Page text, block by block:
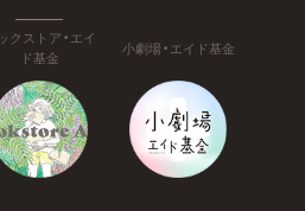
クストア・エイ
ド基金
小劇場・エイド基金